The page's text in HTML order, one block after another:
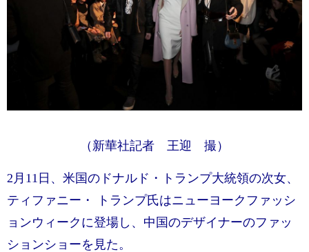
（新華社記者 王迎 撮）
2月11日、米国のドナルド・トランプ大統領の次女、
ティファニー・ トランプ氏はニューヨークファッシ
ョンウィークに登場し、中国のデザイナーのファッ
ションショーを見た。